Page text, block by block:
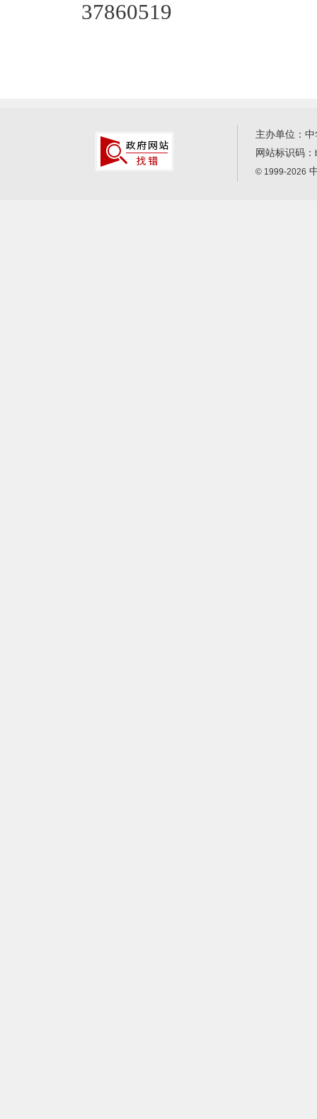
37860519
主办单位：
网站标识码：
© 1999-2026